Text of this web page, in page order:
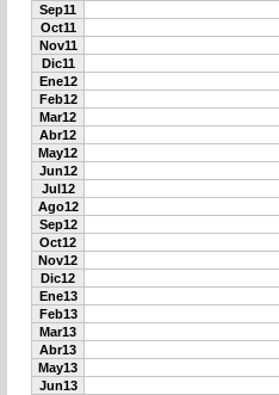
Sep11
Oct11
Nov11
Dic11
Ene12
Feb12
Mar12
Abr12
May12
Jun12
Jul12
Ago12
Sep12
Oct12
Nov12
Dic12
Ene13
Feb13
Mar13
Abr13
May13
Jun13